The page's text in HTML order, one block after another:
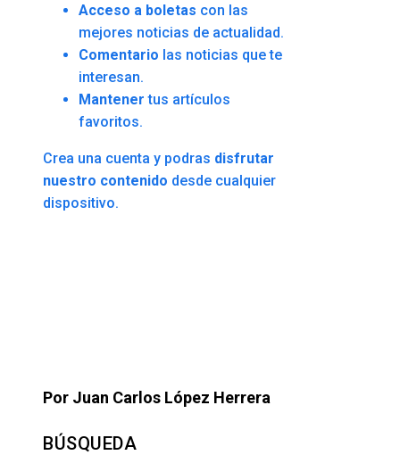
Acceso a boletas con las
mejores noticias de actualidad.
Comentario las noticias que te
interesan.
Mantener tus artículos
favoritos.
Crea una cuenta y podras disfrutar
nuestro contenido desde cualquier
dispositivo.
Por Juan Carlos López Herrera
BÚSQUEDA